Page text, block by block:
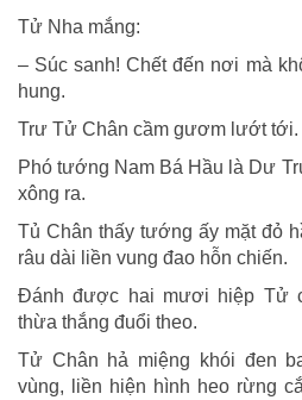
Tử Nha mắng:
– Súc sanh! Chết đến nơi mà
hung.
Trư Tử Chân cầm gươm lướt tới.
Phó tướng Nam Bá Hầu là Dư
xông ra.
Tủ Chân thấy tướng ấy mặt đỏ
râu dài liền vung đao hỗn chiến.
Ðánh được hai mươi hiệp Tử
thừa thắng đuổi theo.
Tử Chân hả miệng khói đen
vùng, liền hiện hình heo rừng